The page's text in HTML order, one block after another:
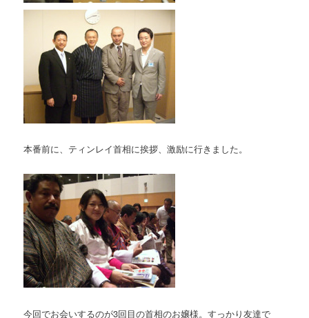
本番前に、ティンレイ首相に挨拶、激励に行きました。
今回でお会いするのが3回目の首相のお嬢様。すっかり友達で